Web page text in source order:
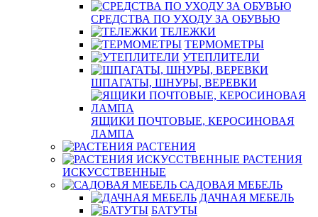
СРЕДСТВА ПО УХОДУ ЗА ОБУВЬЮ
ТЕЛЕЖКИ
ТЕРМОМЕТРЫ
УТЕПЛИТЕЛИ
ШПАГАТЫ, ШНУРЫ, ВЕРЕВКИ
ЯЩИКИ ПОЧТОВЫЕ, КЕРОСИНОВАЯ
ЛАМПА
РАСТЕНИЯ
РАСТЕНИЯ
ИСКУССТВЕННЫЕ
САДОВАЯ МЕБЕЛЬ
ДАЧНАЯ МЕБЕЛЬ
БАТУТЫ